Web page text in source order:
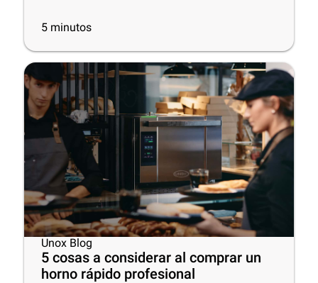
5 minutos
Unox Blog
5 cosas a considerar al comprar un
horno rápido profesional